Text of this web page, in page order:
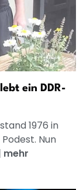
ein DDR-
1976 in
Nun
mehr